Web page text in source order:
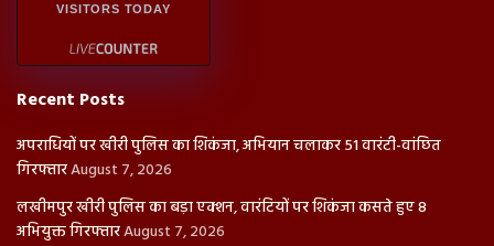
VISITORS TODAY
Recent Posts
अपराधियों पर खीरी पुलिस का शिकंजा, अभियान चलाकर 51 वारंटी-वांछित
गिरफ्तारAugust 7, 2026
लखीमपुर खीरी पुलिस का बड़ा एक्शन, वारंटियों पर शिकंजा कसते हुए 8
अभियुक्त गिरफ्तारAugust 7, 2026